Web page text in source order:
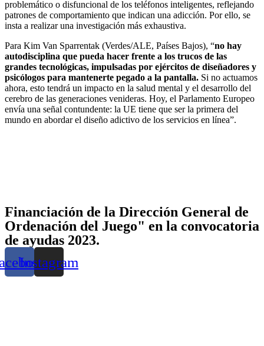
problemático o disfuncional de los teléfonos inteligentes, reflejando
patrones de comportamiento que indican una adicción. Por ello, se
insta a realizar una investigación más exhaustiva.
Para Kim Van Sparrentak (Verdes/ALE, Países Bajos), “no hay
autodisciplina que pueda hacer frente a los trucos de las
grandes tecnológicas, impulsadas por ejércitos de diseñadores y
psicólogos para mantenerte pegado a la pantalla. Si no actuamos
ahora, esto tendrá un impacto en la salud mental y el desarrollo del
cerebro de las generaciones venideras. Hoy, el Parlamento Europeo
envía una señal contundente: la UE tiene que ser la primera del
mundo en abordar el diseño adictivo de los servicios en línea”.
Financiación de la Dirección General de
Ordenación del Juego" en la convocatoria
de ayudas 2023.
Instagram